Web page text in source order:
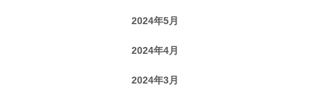
2024年5月
2024年4月
2024年3月